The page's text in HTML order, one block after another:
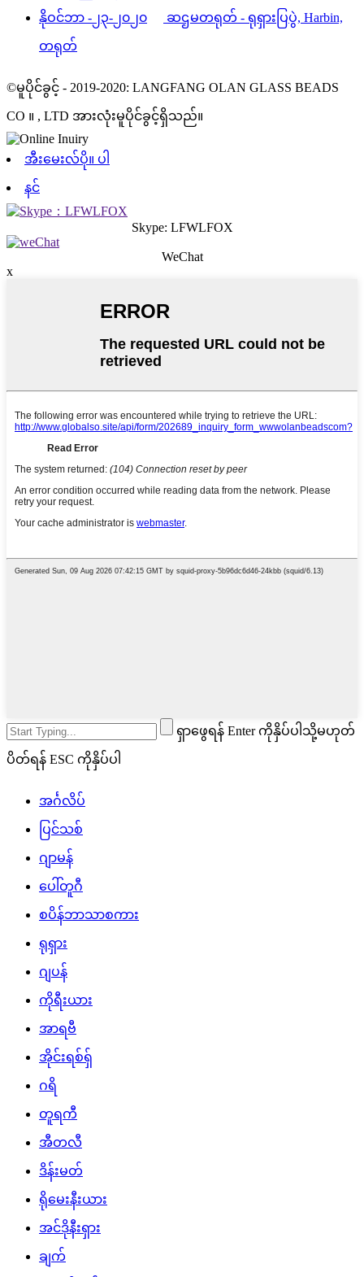
နိုဝင်ဘာ -၂၃-၂၀၂၀ ဆဌမတရုတ် - ရုရှားပြပွဲ, Harbin,
တရုတ်
©မူပိုင်ခွင့် - 2019-2020: LANGFANG OLAN GLASS BEADS
CO ။ , LTD အားလုံးမူပိုင်ခွင့်ရှိသည်။
အီးမေးလ်ပို။ ပါ
နင်
Skype: LFWLFOX
WeChat
x
ရှာဖွေရန် Enter ကိုနှိပ်ပါသို့မဟုတ်
ပိတ်ရန် ESC ကိုနှိပ်ပါ
အင်္ဂလိပ်
ပြင်သစ်
ဂျာမန်
ပေါ်တူဂီ
စပိန်ဘာသာစကား
ရုရှား
ဂျပန်
ကိုရီးယား
အာရဗီ
အိုင်းရစ်ရှ်
ဂရိ
တူရကီ
အီတလီ
ဒိန်းမတ်
ရိုမေးနီးယား
အင်ဒိုနီးရှား
ချက်